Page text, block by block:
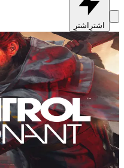
اشترِ اشترِ